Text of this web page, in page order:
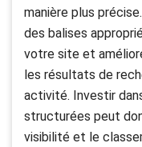
manière plus
des balises
votre site et
les résultats de
activité. Investir
structurées peut
visibilité et le